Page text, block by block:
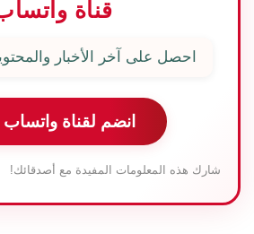
قناة
احصل على آخر الأخبار
انضم لقناة واتساب
شارك هذه المعلومات المفيدة مع أصدقائك!